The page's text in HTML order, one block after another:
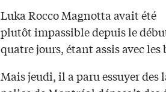
Luka Rocco Magnotta avait été
plutôt impassible depuis le
quatre jours, étant assis avec
Mais jeudi, il a paru essuyer des